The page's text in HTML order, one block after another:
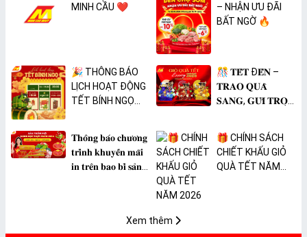
MINH CẦU ❤️
– NHẬN ƯU ĐÃI
BẤT NGỜ 🔥
🎉 THÔNG BÁO
LỊCH HOẠT ĐỘNG
TẾT BÍNH NGỌ
🎊 𝐓𝐄̂́𝐓 Đ𝐄̂́𝐍 –
𝐓𝐑𝐀𝐎 𝐐𝐔𝐀̀
𝐒𝐀𝐍𝐆, 𝐆𝐔̛̉𝐈 𝐓𝐑𝐎̣𝐍
𝐓𝐡𝐨̂𝐧𝐠 𝐛𝐚́𝐨 𝐜𝐡𝐮̛𝐨̛𝐧𝐠
𝐭𝐫𝐢̀𝐧𝐡 𝐤𝐡𝐮𝐲𝐞̂́𝐧 𝐦𝐚̃𝐢
𝐢𝐧 𝐭𝐫𝐞̂𝐧 𝐛𝐚𝐨 𝐛𝐢̀ 𝐬𝐚̉𝐧
🎁 CHÍNH SÁCH
CHIẾT KHẤU GIỎ
QUÀ TẾT NĂM
Xem thêm